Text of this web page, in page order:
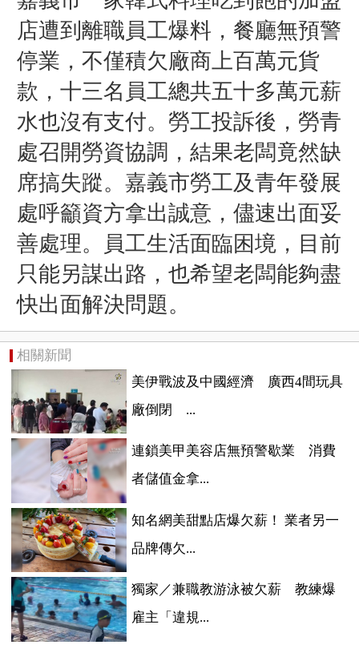
店遭到離職員工爆料，餐廳無預警
停業，不僅積欠廠商上百萬元貨
款，十三名員工總共五十多萬元薪
水也沒有支付。勞工投訴後，勞青
處召開勞資協調，結果老闆竟然缺
席搞失蹤。嘉義市勞工及青年發展
處呼籲資方拿出誠意，儘速出面妥
善處理。員工生活面臨困境，目前
只能另謀出路，也希望老闆能夠盡
快出面解決問題。
相關新聞
美伊戰波及中國經濟 廣西4間玩具
廠倒閉 ...
連鎖美甲美容店無預警歇業 消費
者儲值金拿...
知名網美甜點店爆欠薪！ 業者另一
品牌傳欠...
獨家／兼職教游泳被欠薪 教練爆
雇主「違規...